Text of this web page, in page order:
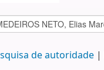
de autoridade